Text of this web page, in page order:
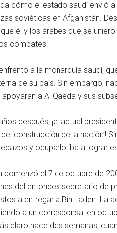
cómo el estado saudí envió
soviéticas en Afganistán.
él y los árabes que se
combates.
a la monarquía saudí,
de su país. Sin embargo,
a Al Qaeda y sus
después, ¡el actual
‘construcción de la nación’!
y ocuparlo iba a lograr
comenzó el 7 de octubre de
del entonces secretario de
a entregar a Bin Laden. La
a un corresponsal en
claro hace dos semanas,